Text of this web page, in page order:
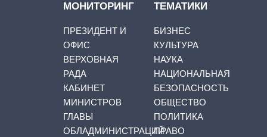
МОНИТОРИНГ
ПРЕЗИДЕНТ И
ОФИС
ВЕРХОВНАЯ
РАДА
КАБИНЕТ
МИНИСТРОВ
ГЛАВЫ
ОБЛАДМИНИСТРАЦИЙ
ТЕМАТИКИ
БИЗНЕС
КУЛЬТУРА
НАУКА
НАЦИОНАЛЬНАЯ
БЕЗОПАСНОСТЬ
ОБЩЕСТВО
ПОЛИТИКА
ПРАВО